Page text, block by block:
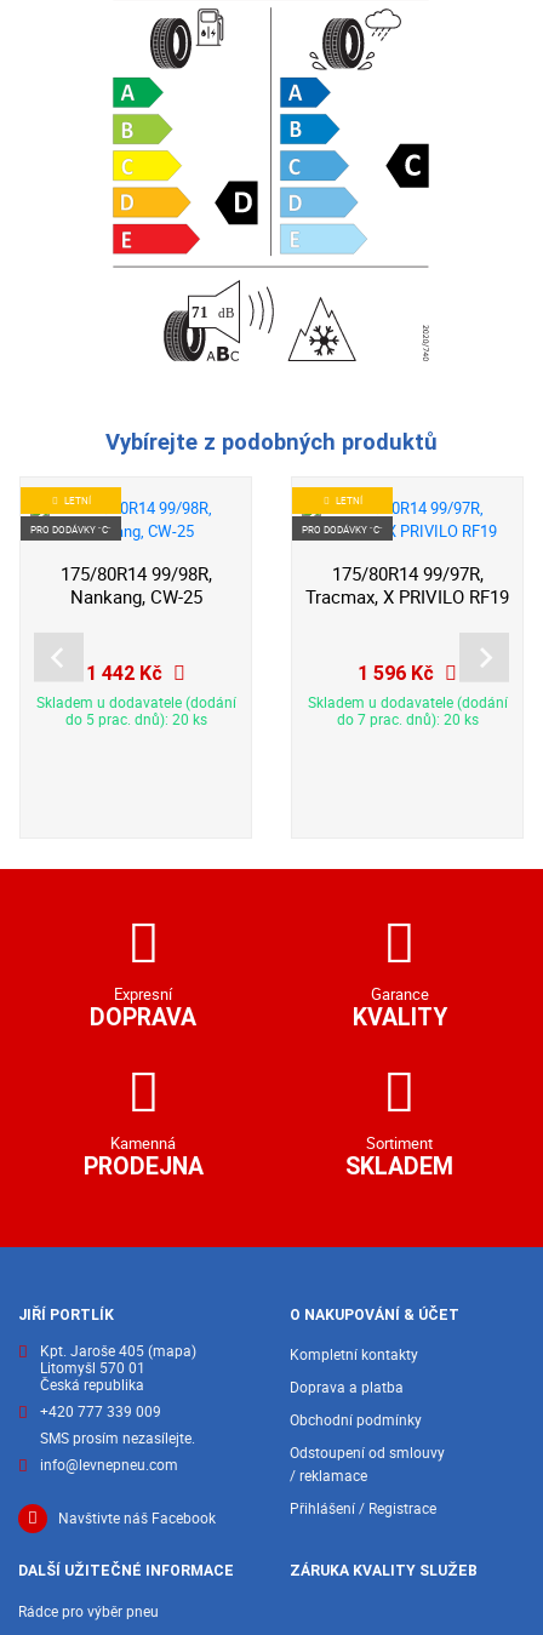
Vybírejte z podobných produktů
LETNÍ
PRO DODÁVKY "C"
175/80R14 99/98R,
Nankang, CW-25
1 442 Kč
Skladem u dodavatele (dodání
do 5 prac. dnů): 20 ks
LETNÍ
PRO DODÁVKY "C"
175/80R14 99/97R,
Tracmax, X PRIVILO RF19
1 596 Kč
Skladem u dodavatele (dodání
do 7 prac. dnů): 20 ks
Expresní
DOPRAVA
Garance
KVALITY
Kamenná
PRODEJNA
Sortiment
SKLADEM
JIŘÍ PORTLÍK
Kpt. Jaroše 405(mapa)
Litomyšl 570 01
Česká republika
+420 777 339 009
SMS prosím nezasílejte.
info@levnepneu.com
Navštivte náš Facebook
O NAKUPOVÁNÍ & ÚČET
Kompletní kontakty
Doprava a platba
Obchodní podmínky
Odstoupení od smlouvy
/ reklamace
Přihlášení / Registrace
DALŠÍ UŽITEČNÉ INFORMACE
Rádce pro výběr pneu
ZÁRUKA KVALITY SLUŽEB